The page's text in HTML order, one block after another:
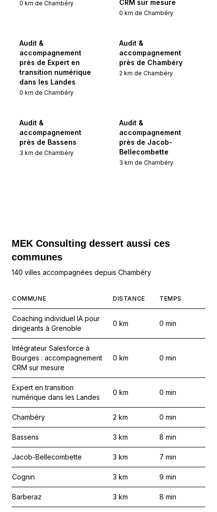
0 km de Chambéry CRM sur mesure
0 km de Chambéry
Audit &
accompagnement
près de Expert en
transition numérique
dans les Landes
0 km de Chambéry
Audit &
accompagnement
près de Chambéry
2 km de Chambéry
Audit &
accompagnement
près de Bassens
3 km de Chambéry
Audit &
accompagnement
près de Jacob-
Bellecombette
3 km de Chambéry
MEK Consulting dessert aussi ces
communes
140 villes accompagnées depuis Chambéry
COMMUNE DISTANCE TEMPS
Coaching individuel IA pour
dirigeants à Grenoble
0 km 0 min
Intégrateur Salesforce à
Bourges : accompagnement
CRM sur mesure
0 km 0 min
Expert en transition
numérique dans les Landes
0 km 0 min
Chambéry 2 km 0 min
Bassens 3 km 8 min
Jacob-Bellecombette 3 km 7 min
Cognin 3 km 9 min
Barberaz 3 km 8 min